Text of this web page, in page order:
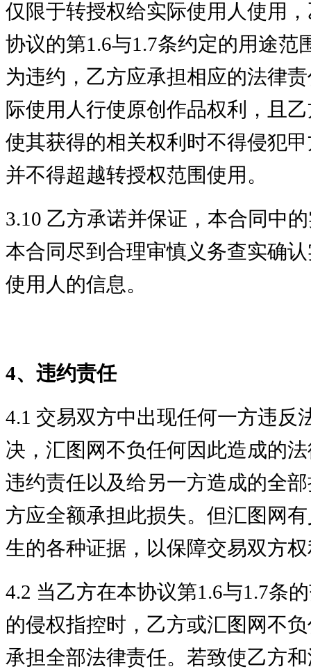
仅限于转授权给实际使用人使用
协议的第1.6与1.7条约定的用途
为违约，乙方应承担相应的法律
际使用人行使原创作品权利，且
使其获得的相关权利时不得侵犯
并不得超越转授权范围使用。
3.10 乙方承诺并保证，本合同中
本合同尽到合理审慎义务查实确
使用人的信息。
4、违约责任
4.1 交易双方中出现任何一方违反
决，汇图网不负任何因此造成的
违约责任以及给另一方造成的全
方应全额承担此损失。但汇图网
生的各种证据，以保障交易双方
4.2 当乙方在本协议第1.6与1.7条
的侵权指控时，乙方或汇图网不
承担全部法律责任。若致使乙方